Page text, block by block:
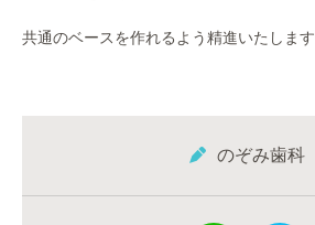
共通のベースを作れるよう精進いたします
のぞみ歯科